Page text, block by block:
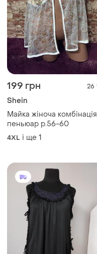
199 грн 26
Shein
Майка жіноча комбінація
пеньюар р.56-60
4XL і ще 1